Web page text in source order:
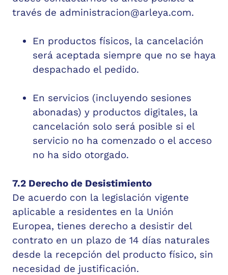
través de administracion@arleya.com.
En productos físicos, la cancelación
será aceptada siempre que no se haya
despachado el pedido.
En servicios (incluyendo sesiones
abonadas) y productos digitales, la
cancelación solo será posible si el
servicio no ha comenzado o el acceso
no ha sido otorgado.
7.2 Derecho de Desistimiento
De acuerdo con la legislación vigente
aplicable a residentes en la Unión
Europea, tienes derecho a desistir del
contrato en un plazo de 14 días naturales
desde la recepción del producto físico, sin
necesidad de justificación.